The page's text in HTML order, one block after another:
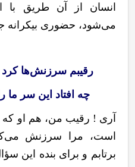
انسان از آن طریق با
میشود، حضوری بیکرانه
رقیبم سرزنش‌ها
چه افتاد این سر ما
آری ! رقیب من، هم او که
است، مرا سرزنش
برتابم و برای بنده این